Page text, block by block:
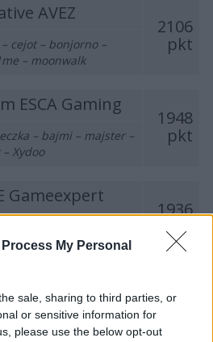
My Personal
sale, sharing to third parties, or
or sensitive information for
please use the below opt-out
AVEZ
2106
pkt
cejot – bonjorno –
– moonwalk
ESCA Gaming
1948
pkt
– bajmi – majster –
– Xydoo
Gameexpert
1936
pkt
1789
– POLO – nestee – freo